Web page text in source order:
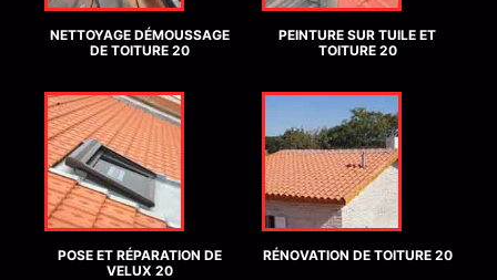
NETTOYAGE DÉMOUSSAGE
DE TOITURE 20
PEINTURE SUR TUILE ET
TOITURE 20
POSE ET RÉPARATION DE
VELUX 20
RÉNOVATION DE TOITURE 20